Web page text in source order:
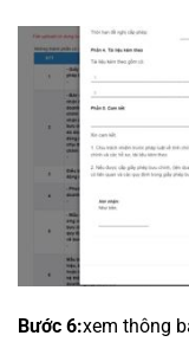
Bước 6:xem thông